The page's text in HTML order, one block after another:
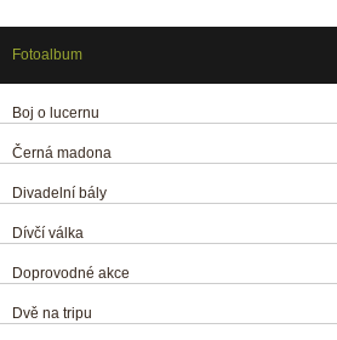
Fotoalbum
Boj o lucernu
Černá madona
Divadelní bály
Dívčí válka
Doprovodné akce
Dvě na tripu